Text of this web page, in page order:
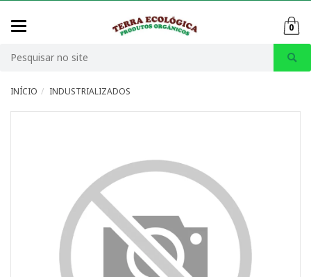
0
INÍCIO INDUSTRIALIZADOS